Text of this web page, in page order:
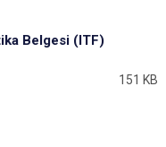
Belgesi (ITF)
151 KB